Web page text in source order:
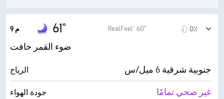
9 م 61° RealFeel® 60° 0٪
ضوء القمر خافت
الرياح جنوبية شرقية 6 ميل/س
جودة الهواء غير صحي تمامًا